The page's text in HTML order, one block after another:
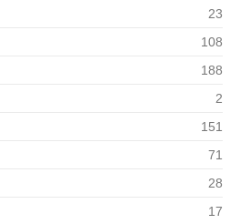
23
108
188
2
151
71
28
17